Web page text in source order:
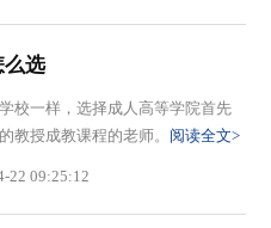
么选
校一样，选择成人高等学院首先
教授成教课程的老师。 阅读全文>
22 09:25:12